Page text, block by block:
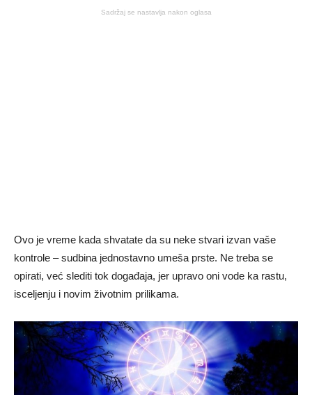
Sadržaj se nastavlja nakon oglasa
Ovo je vreme kada shvatate da su neke stvari izvan vaše
kontrole – sudbina jednostavno umeša prste. Ne treba se
opirati, već slediti tok događaja, jer upravo oni vode ka rastu,
isceljenju i novim životnim prilikama.